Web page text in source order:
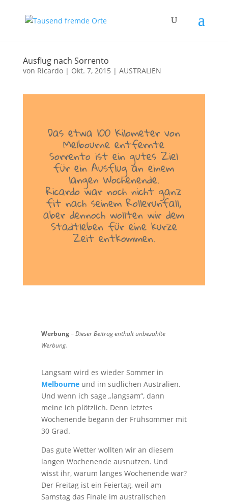
Ausflug nach Sorrento
von Ricardo| Okt. 7, 2015 | AUSTRALIEN
Das etwa 100 Kilometer von
Melbourne entfernte
Sorrento ist ein gutes Ziel
für ein Ausflug an einem
langen Wochenende.
Ricardo war noch nicht ganz
fit nach seinem Rollerunfall,
aber dennoch wollten wir dem
Stadtleben für eine kurze
Zeit entkommen.
Werbung–Dieser Beitrag enthält unbezahlte
Werbung.
Langsam wird es wieder Sommer in
Melbourneund im südlichen Australien.
Und wenn ich sage „langsam“, dann
meine ich plötzlich. Denn letztes
Wochenende begann der Frühsommer mit
30 Grad.
Das gute Wetter wollten wir an diesem
langen Wochenende ausnutzen. Und
wisst ihr, warum langes Wochenende war?
Der Freitag ist ein Feiertag, weil am
Samstag das Finale im australischen